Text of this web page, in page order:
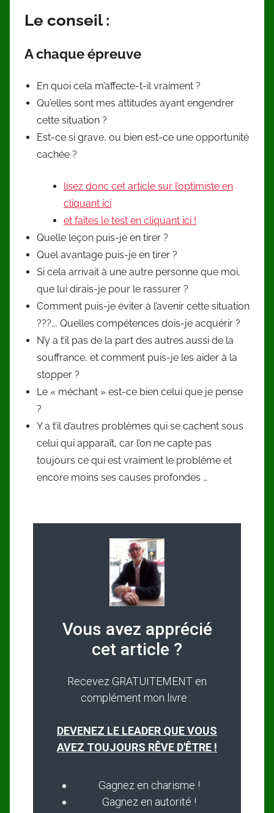
Le conseil :
A chaque épreuve
En quoi cela m’affecte-t-il vraiment ?
Qu’elles sont mes attitudes ayant engendrer
cette situation ?
Est-ce si grave, ou bien est-ce une opportunité
cachée ?
lisez donc cet article sur l’optimiste en
cliquant ici
et faites le test en cliquant ici !
Quelle leçon puis-je en tirer ?
Quel avantage puis-je en tirer ?
Si cela arrivait à une autre personne que moi,
que lui dirais-je pour le rassurer ?
Comment puis-je éviter à l’avenir cette situation
???…. Quelles compétences dois-je acquérir ?
N’y a t’il pas de la part des autres aussi de la
souffrance, et comment puis-je les aider à la
stopper ?
Le « méchant » est-ce bien celui que je pense
?
Y a t’il d’autres problèmes qui se cachent sous
celui qui apparaît, car l’on ne capte pas
toujours ce qui est vraiment le problème et
encore moins ses causes profondes …
Vous avez apprécié
cet article ?
Recevez GRATUITEMENT en
complément mon livre :
DEVENEZ LE LEADER QUE VOUS
AVEZ TOUJOURS RÊVE D'ÊTRE !
Gagnez en charisme !
Gagnez en autorité !